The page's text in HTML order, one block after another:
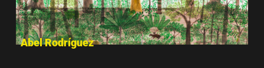
Abel Rodríguez